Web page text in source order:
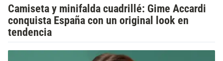
Camiseta y minifalda cuadrillé: Gime Accardi
conquista España con un original look en
tendencia